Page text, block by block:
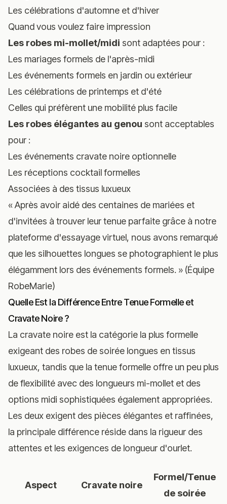
Les célébrations d'automne et d'hiver
Quand vous voulez faire impression
Les robes mi-mollet/midi sont adaptées pour :
Les mariages formels de l'après-midi
Les événements formels en jardin ou extérieur
Les célébrations de printemps et d'été
Celles qui préfèrent une mobilité plus facile
Les robes élégantes au genou sont acceptables
pour :
Les événements cravate noire optionnelle
Les réceptions cocktail formelles
Associées à des tissus luxueux
« Après avoir aidé des centaines de mariées et
d'invitées à trouver leur tenue parfaite grâce à notre
plateforme d'essayage virtuel, nous avons remarqué
que les silhouettes longues se photographient le plus
élégamment lors des événements formels. » (Équipe
RobeMarie)
Quelle Est la Différence Entre Tenue Formelle et
Cravate Noire ?
La cravate noire est la catégorie la plus formelle
exigeant des robes de soirée longues en tissus
luxueux, tandis que la tenue formelle offre un peu plus
de flexibilité avec des longueurs mi-mollet et des
options midi sophistiquées également appropriées.
Les deux exigent des pièces élégantes et raffinées,
la principale différence réside dans la rigueur des
attentes et les exigences de longueur d'ourlet.
Aspect Cravate noire
Formel/Tenue
de soirée